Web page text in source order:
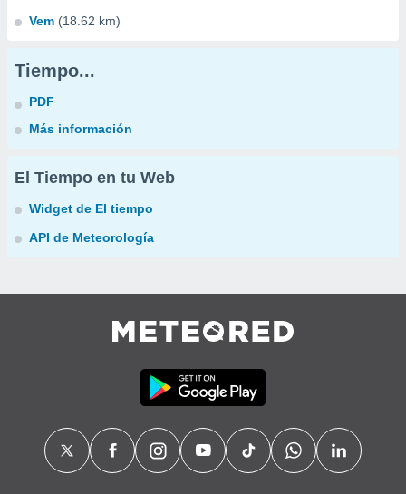
Vem (18.62 km)
Tiempo...
PDF
Más información
El Tiempo en tu Web
Widget de El tiempo
API de Meteorología